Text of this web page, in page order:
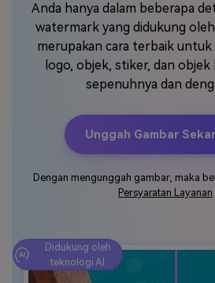
Editor Audio AI
Find More Solutions >>
Panduan Pengguna
FAQs
Veo3 TOP
Anda hanya dalam beberapa
watermark yang didukung
merupakan cara terbaik
logo, objek, stiker, dan
sepenuhnya dan
Unggah Gambar
Dengan mengunggah gambar, maka
Persyaratan Layanan
Didukung oleh
teknologi AI